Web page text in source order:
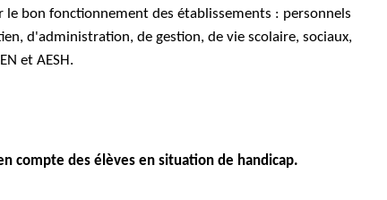
le bon fonctionnement des établissements : personnels
d'administration, de gestion, de vie scolaire, sociaux,
et AESH.
compte des élèves en situation de handicap.